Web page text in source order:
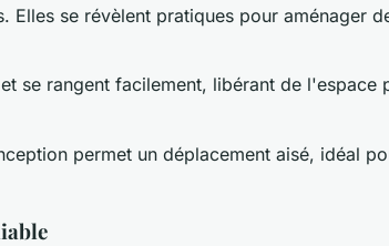
Elles se révèlent pratiques pour aménager
se rangent facilement, libérant de l'espace
permet un déplacement aisé, idéal